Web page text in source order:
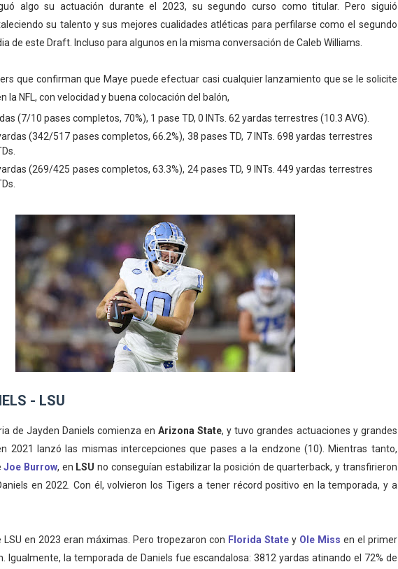
algo su actuación durante el 2023, su segundo curso como titular. Pero siguió
su talento y sus mejores cualidades atléticas para perfilarse como el segundo
de este Draft. Incluso para algunos en la misma conversación de Caleb Williams.
que confirman que Maye puede efectuar casi cualquier lanzamiento que se le solicite
la NFL, con velocidad y buena colocación del balón,
(7/10 pases completos, 70%), 1 pase TD, 0 INTs. 62 yardas terrestres (10.3 AVG).
(342/517 pases completos, 66.2%), 38 pases TD, 7 INTs. 698 yardas terrestres
(269/425 pases completos, 63.3%), 24 pases TD, 9 INTs. 449 yardas terrestres
- LSU
de Jayden Daniels comienza enArizona State, y tuvo grandes actuaciones y grandes
2021 lanzó las mismas intercepciones que pases a la endzone (10). Mientras tanto,
Joe Burrow, en LSU no conseguían estabilizar la posición de quarterback, y transfirieron
en 2022. Con él, volvieron los Tigers a tener récord positivo en la temporada, y a
LSU en 2023 eran máximas. Pero tropezaron con Florida Statey Ole Miss en el primer
Igualmente, la temporada de Daniels fue escandalosa: 3812 yardas atinando el 72% de